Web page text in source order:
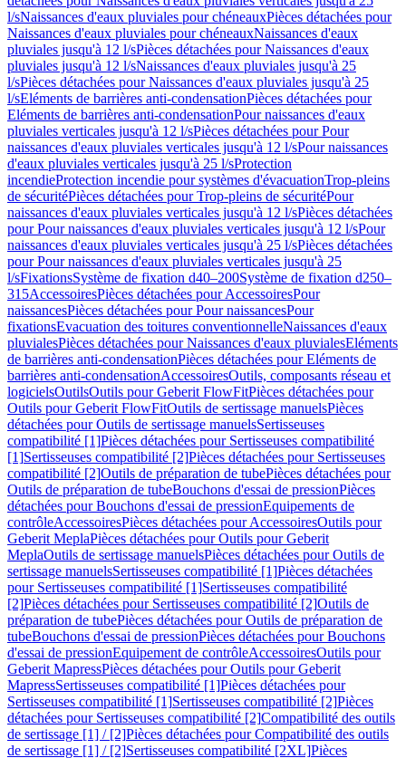
l/sNaissances d'eaux pluviales pour chéneauxPièces détachées pour
Naissances d'eaux pluviales pour chéneauxNaissances d'eaux
pluviales jusqu'à 12 l/sPièces détachées pour Naissances d'eaux
pluviales jusqu'à 12 l/sNaissances d'eaux pluviales jusqu'à 25
l/sPièces détachées pour Naissances d'eaux pluviales jusqu'à 25
l/sEléments de barrières anti-condensationPièces détachées pour
Eléments de barrières anti-condensationPour naissances d'eaux
pluviales verticales jusqu'à 12 l/sPièces détachées pour Pour
naissances d'eaux pluviales verticales jusqu'à 12 l/sPour naissances
d'eaux pluviales verticales jusqu'à 25 l/sProtection
incendieProtection incendie pour systèmes d'évacuationTrop-pleins
de sécuritéPièces détachées pour Trop-pleins de sécuritéPour
naissances d'eaux pluviales verticales jusqu'à 12 l/sPièces détachées
pour Pour naissances d'eaux pluviales verticales jusqu'à 12 l/sPour
naissances d'eaux pluviales verticales jusqu'à 25 l/sPièces détachées
pour Pour naissances d'eaux pluviales verticales jusqu'à 25
l/sFixationsSystème de fixation d40–200Système de fixation d250–
315AccessoiresPièces détachées pour AccessoiresPour
naissancesPièces détachées pour Pour naissancesPour
fixationsEvacuation des toitures conventionnelleNaissances d'eaux
pluvialesPièces détachées pour Naissances d'eaux pluvialesEléments
de barrières anti-condensationPièces détachées pour Eléments de
barrières anti-condensationAccessoiresOutils, composants réseau et
logicielsOutilsOutils pour Geberit FlowFitPièces détachées pour
Outils pour Geberit FlowFitOutils de sertissage manuelsPièces
détachées pour Outils de sertissage manuelsSertisseuses
compatibilité [1]Pièces détachées pour Sertisseuses compatibilité
[1]Sertisseuses compatibilité [2]Pièces détachées pour Sertisseuses
compatibilité [2]Outils de préparation de tubePièces détachées pour
Outils de préparation de tubeBouchons d'essai de pressionPièces
détachées pour Bouchons d'essai de pressionEquipements de
contrôleAccessoiresPièces détachées pour AccessoiresOutils pour
Geberit MeplaPièces détachées pour Outils pour Geberit
MeplaOutils de sertissage manuelsPièces détachées pour Outils de
sertissage manuelsSertisseuses compatibilité [1]Pièces détachées
pour Sertisseuses compatibilité [1]Sertisseuses compatibilité
[2]Pièces détachées pour Sertisseuses compatibilité [2]Outils de
préparation de tubePièces détachées pour Outils de préparation de
tubeBouchons d'essai de pressionPièces détachées pour Bouchons
d'essai de pressionEquipement de contrôleAccessoiresOutils pour
Geberit MapressPièces détachées pour Outils pour Geberit
MapressSertisseuses compatibilité [1]Pièces détachées pour
Sertisseuses compatibilité [1]Sertisseuses compatibilité [2]Pièces
détachées pour Sertisseuses compatibilité [2]Compatibilité des outils
de sertissage [1] / [2]Pièces détachées pour Compatibilité des outils
de sertissage [1] / [2]Sertisseuses compatibilité [2XL]Pièces